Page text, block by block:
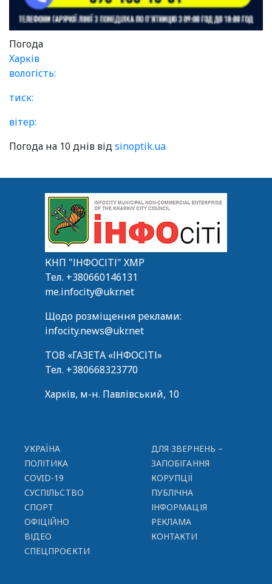
Погода
Харків
вологість:
тиск:
вітер:
Погода на 10 днів відsinoptik.ua
КНП "ІНФОСІТІ" ХМР
Тел. +380660146131
me.infocity@ukr.net
Щодо розміщення реклами:
infocity.news@ukr.net
ТОВ «ГАЗЕТА «ІНФОСІТІ»
Тел. +380668323770
Харків, м-н. Павлівський, 10
УКРАЇНА
ПОЛІТИКА
COVID-19
СУСПІЛЬСТВО
СПОРТ
ОФІЦІЙНО
ВІДЕО
СПЕЦПРОЄКТИ
ДЛЯ ЗВЕРНЕНЬ –
ЗАПОБІГАННЯ
КОРУПЦІЇ
ПУБЛІЧНА
ІНФОРМАЦІЯ
РЕКЛАМА
КОНТАКТИ